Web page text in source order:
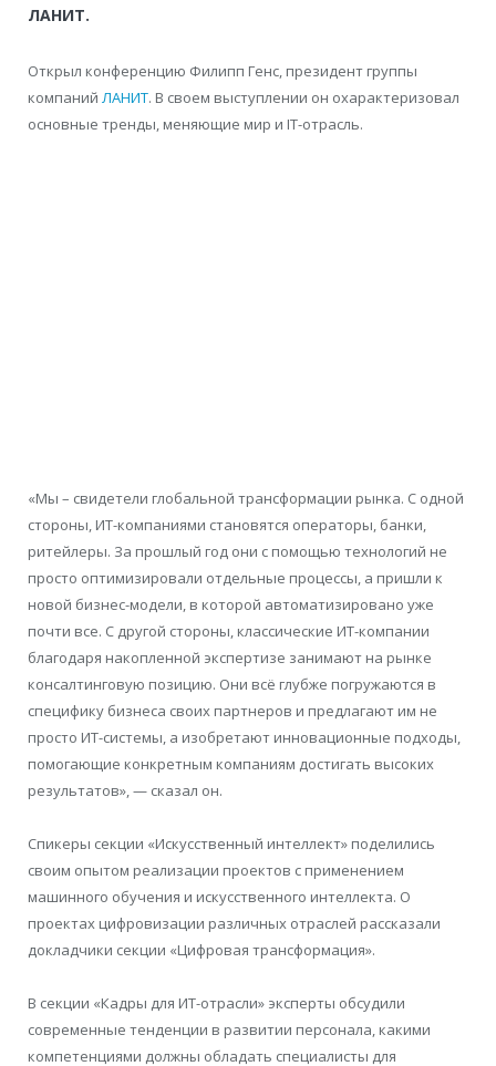
ЛАНИТ.
Открыл конференцию Филипп Генс, президент группы
компаний ЛАНИТ. В своем выступлении он охарактеризовал
основные тренды, меняющие мир и IT-отрасль.
«Мы – свидетели глобальной трансформации рынка. С одной
стороны, ИТ-компаниями становятся операторы, банки,
ритейлеры. За прошлый год они с помощью технологий не
просто оптимизировали отдельные процессы, а пришли к
новой бизнес-модели, в которой автоматизировано уже
почти все. С другой стороны, классические ИТ-компании
благодаря накопленной экспертизе занимают на рынке
консалтинговую позицию. Они всё глубже погружаются в
специфику бизнеса своих партнеров и предлагают им не
просто ИТ-системы, а изобретают инновационные подходы,
помогающие конкретным компаниям достигать высоких
результатов», — сказал он.
Спикеры секции «Искусственный интеллект» поделились
своим опытом реализации проектов с применением
машинного обучения и искусственного интеллекта. О
проектах цифровизации различных отраслей рассказали
докладчики секции «Цифровая трансформация».
В секции «Кадры для ИТ-отрасли» эксперты обсудили
современные тенденции в развитии персонала, какими
компетенциями должны обладать специалисты для